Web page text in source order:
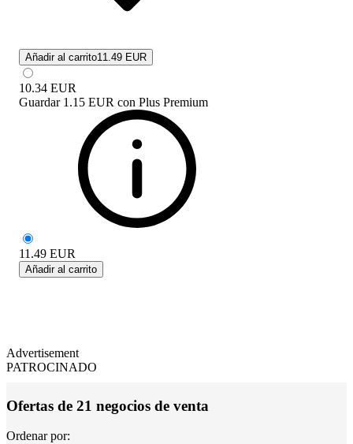
Añadir al carrito11.49 EUR
10.34 EUR
Guardar 1.15 EUR con Plus Premium
11.49 EUR
Añadir al carrito
Advertisement
PATROCINADO
Ofertas de 21 negocios de venta
Ordenar por: